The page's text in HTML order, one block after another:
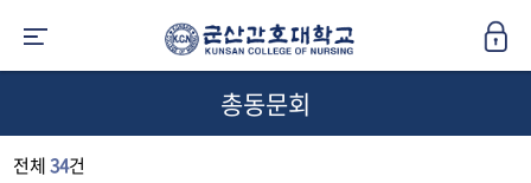
총동문회
전체34건